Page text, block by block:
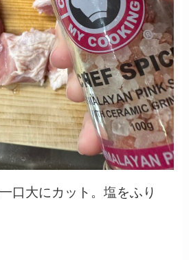
口大にカット。塩をふり